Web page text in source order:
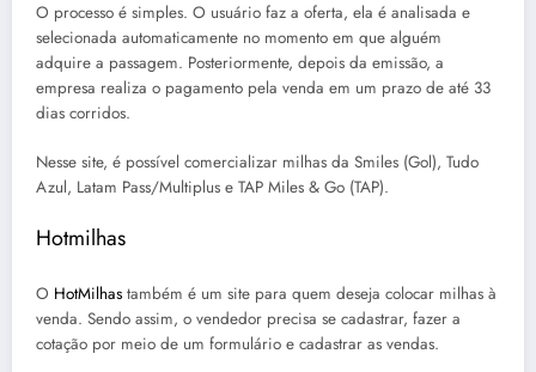
O processo é simples. O usuário faz a oferta, ela é analisada e
selecionada automaticamente no momento em que alguém
adquire a passagem. Posteriormente, depois da emissão, a
empresa realiza o pagamento pela venda em um prazo de até 33
dias corridos.
Nesse site, é possível comercializar milhas da Smiles (Gol), Tudo
Azul, Latam Pass/Multiplus e TAP Miles & Go (TAP).
Hotmilhas
O HotMilhas também é um site para quem deseja colocar milhas à
venda. Sendo assim, o vendedor precisa se cadastrar, fazer a
cotação por meio de um formulário e cadastrar as vendas.